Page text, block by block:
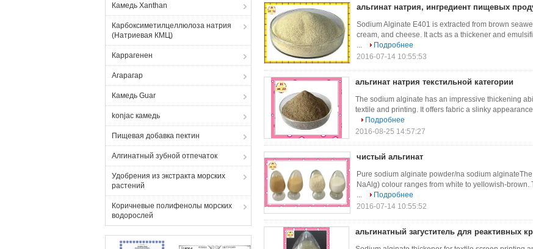
Камедь Xanthan
Карбоксиметилцеллюлоза натрия
(Натриевая КМЦ)
Каррагенен
Агарагар
Камедь Guar
konjac камедь
Пищевая добавка пектин
Алгинатный зубной отпечаток
Удобрения из экстракта морских
растений
Коричневые полифенолы морских
водорослей
альгинат натрия, ингредиент пищевых
Sodium Alginate E401 is extracted from brown
cream, and cheese. It acts as a thickener and
...
Подробнее
2016-07-14 10:55:53
альгинат натрия текстильной категории
The sodium alginate has an impressive thickening
textile and printing. It offers fabric a slinky
Подробнее
2016-08-25 14:57:27
чистый альгинат
Pure sodium alginate powder/na sodium
NaAlg) colour ranges from white to yellowish-
...
Подробнее
2016-07-14 10:55:52
альгинатный загуститель для реактивных